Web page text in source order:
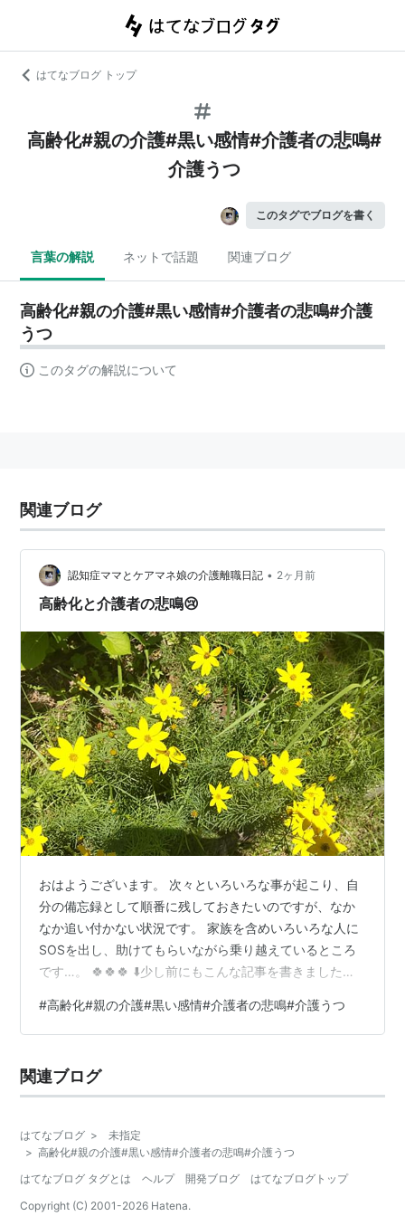
はてなブログ トップ
高齢化#親の介護#黒い感情#介護者の悲鳴#
介護うつ
このタグでブログを書く
言葉の解説 ネットで話題 関連ブログ
高齢化#親の介護#黒い感情#介護者の悲鳴#介護
うつ
このタグの解説について
関連ブログ
認知症ママとケアマネ娘の介護離職日記 • 2ヶ月前
高齢化と介護者の悲鳴😢
おはようございます。 次々といろいろな事が起こり、自
分の備忘録として順番に残しておきたいのですが、なか
なか追い付かない状況です。 家族を含めいろいろな人に
SOSを出し、助けてもらいながら乗り越えているところ
です…。 🍀🍀🍀 ⬇️少し前にもこんな記事を書きました。
いの方々の気持ちが書かれた、この記事に目が留まりま
した。 ⬇️読売新聞オンラインさまのページ 「長生きは迷
https://share.google/jPdF7RjAHGJjQ2KGJ 罪悪感につい
ての問いかけ この記事…
#高齢化#親の介護#黒い感情#介護者の悲鳴#介護うつ
関連ブログ
はてなブログ >
未指定
> 高齢化#親の介護#黒い感情#介護者の悲鳴#介護うつ
はてなブログ タグとは
ヘルプ 開発ブログ
はてなブログトップ
Copyright (C) 2001-2026 Hatena.